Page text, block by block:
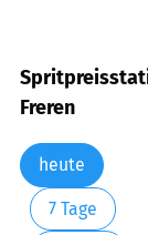
Freren
heute
7 Tage